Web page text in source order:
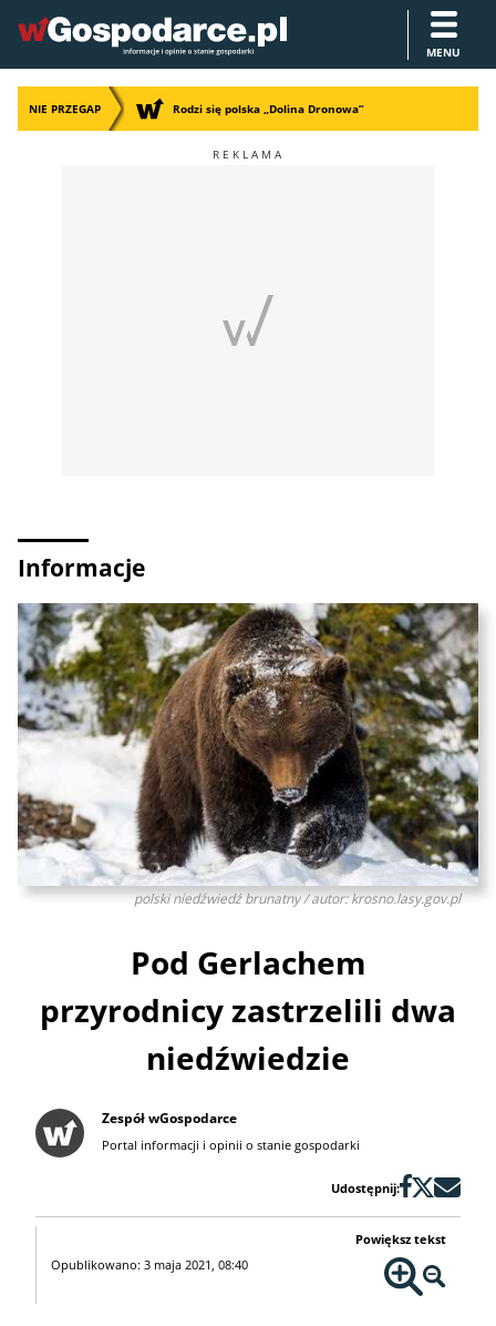
MENU
NIE PRZEGAP Rodzi się polska „Dolina Dronowa”
Informacje
polski niedźwiedź brunatny / autor: krosno.lasy.gov.pl
Pod Gerlachem
przyrodnicy zastrzelili dwa
niedźwiedzie
Zespół wGospodarce
Portal informacji i opinii o stanie gospodarki
Udostępnij:
Opublikowano: 3 maja 2021, 08:40
Powiększ tekst